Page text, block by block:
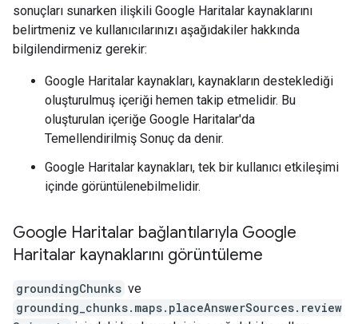
sonuçları sunarken ilişkili Google Haritalar kaynaklarını
belirtmeniz ve kullanıcılarınızı aşağıdakiler hakkında
bilgilendirmeniz gerekir:
Google Haritalar kaynakları, kaynakların desteklediği
oluşturulmuş içeriği hemen takip etmelidir. Bu
oluşturulan içeriğe Google Haritalar'da
Temellendirilmiş Sonuç da denir.
Google Haritalar kaynakları, tek bir kullanıcı etkileşimi
içinde görüntülenebilmelidir.
Google Haritalar bağlantılarıyla Google
Haritalar kaynaklarını görüntüleme
groundingChunks ve
grounding_chunks.maps.placeAnswerSources.review